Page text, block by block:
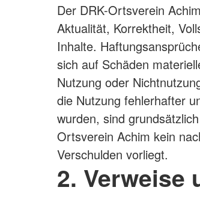
Der DRK-Ortsverein
Aktualität, Korrektheit,
Inhalte.
sich auf Schäden
Nutzung oder
die Nutzung fehlerhafter
wurden, sind
Ortsverein Achim kein
Verschulden vorliegt.
2. Verweise